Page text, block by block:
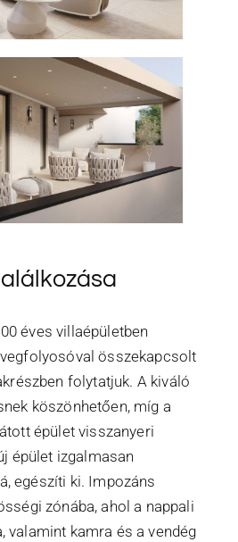
éves villaépületben
összekapcsolt
folytatjuk. A kiváló
köszönhetően, míg a
épület visszanyeri
épület izgalmasan
egészíti ki. Impozáns
zónába, ahol a nappali
valamint kamra és a vendég